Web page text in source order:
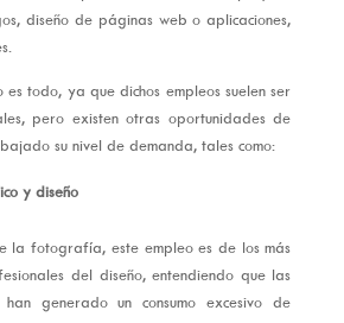
diseño de páginas web o aplicaciones,
es todo, ya que dichos empleos suelen ser
pero existen otras oportunidades de
su nivel de demanda, tales como:
y diseño
la fotografía, este empleo es de los más
del diseño, entendiendo que las
han generado un consumo excesivo de